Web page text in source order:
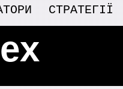
СТРАТЕГІЇ